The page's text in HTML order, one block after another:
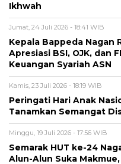
Ikhwah
Jumat, 24 Juli 2026 - 18:41 WIB
Kepala Bappeda Nagan
Apresiasi BSI, OJK, dan
Keuangan Syariah ASN
Kamis, 23 Juli 2026 - 18:19 WIB
Peringati Hari Anak
Tanamkan Semangat
Minggu, 19 Juli 2026 - 17:56 WIB
Semarak HUT ke-24
Alun-Alun Suka